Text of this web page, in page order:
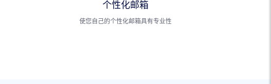
个性化邮箱
使您自己的个性化邮箱具有专业性